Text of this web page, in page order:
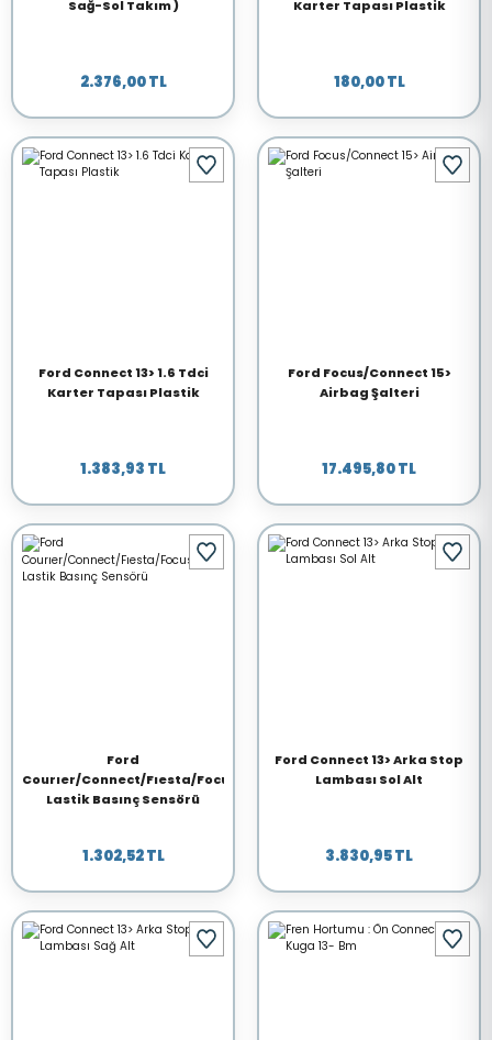
Sağ-Sol Takım )
2.376,00 TL
Karter Tapası Plastik
180,00 TL
Ford Connect 13> 1.6 Tdci
Karter Tapası Plastik
1.383,93 TL
Ford Focus/Connect 15>
Airbag Şalteri
17.495,80 TL
Ford
Courıer/Connect/Fıesta/Focus/Ecosport
Lastik Basınç Sensörü
1.302,52 TL
Ford Connect 13> Arka Stop
Lambası Sol Alt
3.830,95 TL